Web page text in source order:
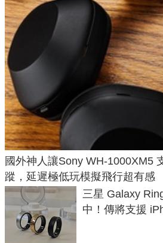
國外神人讓Sony WH-1000XM5
蹤，延遲極低玩模擬飛行超有感
三星 Galaxy
中！傳將支援